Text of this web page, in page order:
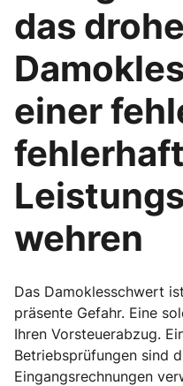
das
einer
wehren
Das Damoklesschwert
präsente Gefahr. Eine
Ihren Vorsteuerabzug.
Betriebsprüfungen sind
Eingangsrechnungen